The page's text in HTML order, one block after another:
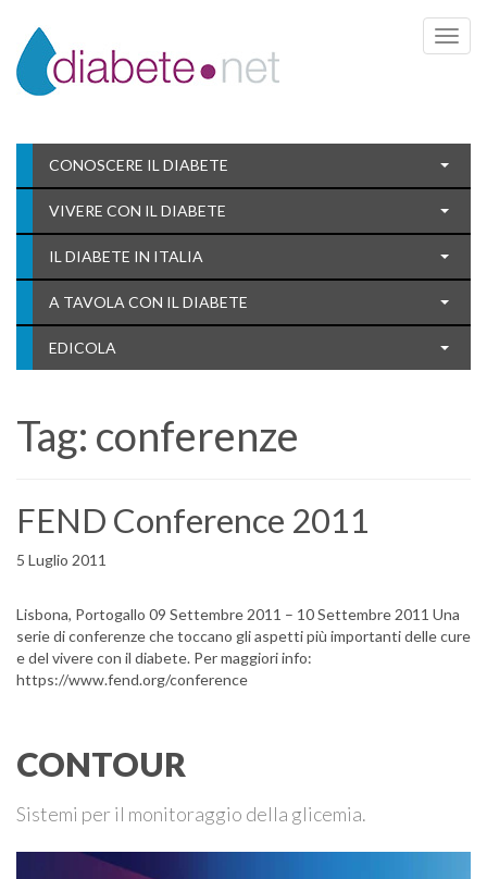
Toggle
CONOSCERE IL DIABETE
VIVERE CON IL DIABETE
IL DIABETE IN ITALIA
A TAVOLA CON IL DIABETE
EDICOLA
Tag: conferenze
FEND Conference 2011
5 Luglio 2011
Lisbona, Portogallo 09 Settembre 2011 – 10 Settembre 2011 Una
serie di conferenze che toccano gli aspetti più importanti delle cure
e del vivere con il diabete. Per maggiori info:
https://www.fend.org/conference
CONTOUR
Sistemi per il monitoraggio della glicemia.